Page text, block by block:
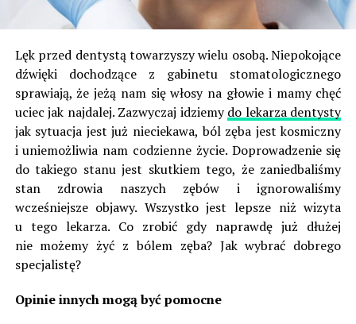
Lęk przed dentystą towarzyszy wielu osobą. Niepokojące
dźwięki dochodzące z gabinetu stomatologicznego
sprawiają, że jeżą nam się włosy na głowie i mamy chęć
uciec jak najdalej. Zazwyczaj idziemydo lekarza dentysty
jak sytuacja jest już nieciekawa, ból zęba jest kosmiczny
i uniemożliwia nam codzienne życie. Doprowadzenie się
do takiego stanu jest skutkiem tego, że zaniedbaliśmy
stan zdrowia naszych zębów i ignorowaliśmy
wcześniejsze objawy. Wszystko jest lepsze niż wizyta
u tego lekarza. Co zrobić gdy naprawdę już dłużej
nie możemy żyć z bólem zęba? Jak wybrać dobrego
specjalistę?
Opinie innych mogą być pomocne